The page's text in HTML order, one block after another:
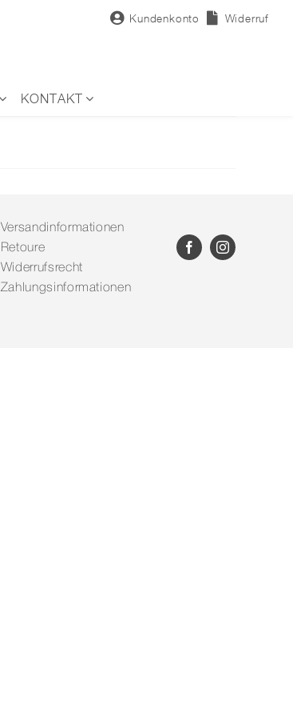
Kundenkonto Widerruf
KONTAKT
Versandinformationen
Retoure
Widerrufsrecht
Zahlungsinformationen